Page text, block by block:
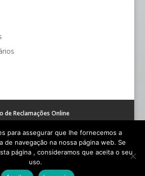
de Reclamações Online
- Todos os Direitos Reservados |
para assegurar que lhe fornecemos a
de navegação na nossa página web. Se
página , consideramos que aceita o seu
uso.